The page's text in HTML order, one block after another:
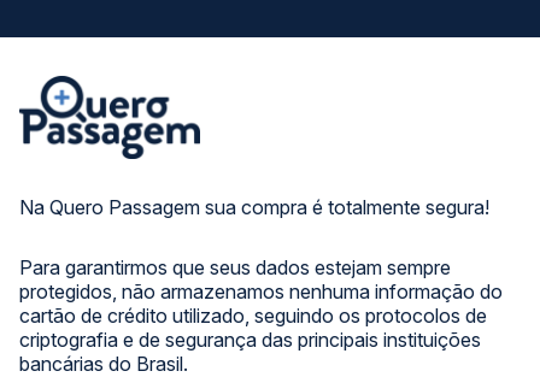
Na Quero Passagem sua compra é totalmente segura!
Para garantirmos que seus dados estejam sempre
protegidos, não armazenamos nenhuma informação do
cartão de crédito utilizado, seguindo os protocolos de
criptografia e de segurança das principais instituições
bancárias do Brasil.